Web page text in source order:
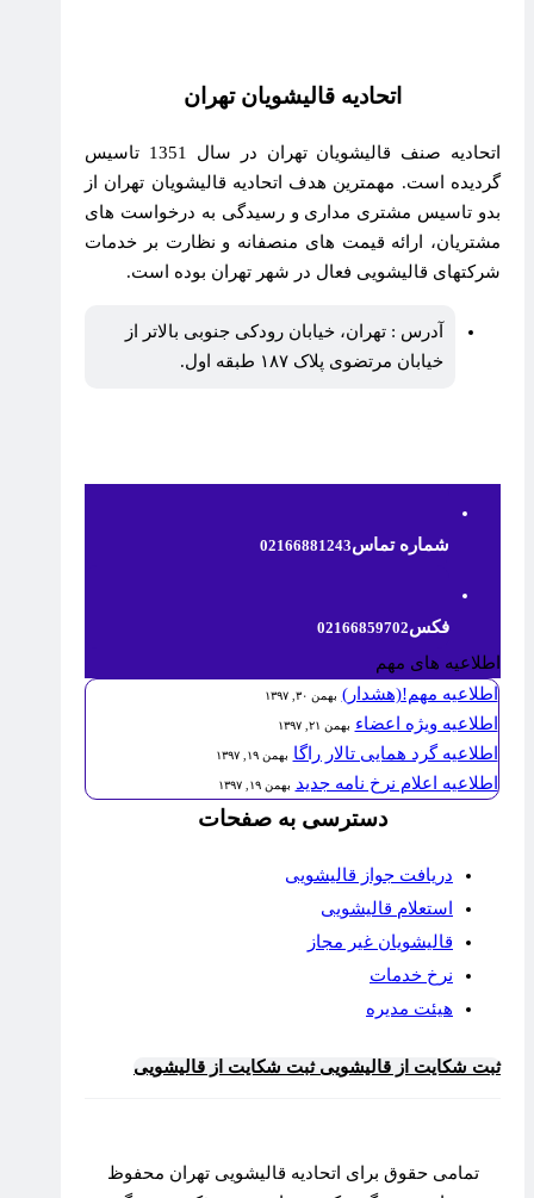
اتحادیه قالیشویان تهران
اتحادیه صنف قالیشویان تهران در سال 1351 تاسیس
گردیده است. مهمترین هدف اتحادیه قالیشویان تهران از
بدو تاسیس مشتری مداری و رسیدگی به درخواست های
مشتریان، ارائه قیمت های منصفانه و نظارت بر خدمات
شرکتهای قالیشویی فعال در شهر تهران بوده است.
آدرس : تهران، خیابان رودکی جنوبی بالاتر از
خیابان مرتضوی پلاک ۱۸۷ طبقه اول.
شماره تماس02166881243
فکس02166859702
اطلاعیه های مهم
اطلاعیه مهم!(هشدار) بهمن ۳۰, ۱۳۹۷
اطلاعیه ویژه اعضاء بهمن ۲۱, ۱۳۹۷
اطلاعیه گرد همایی تالار راگا بهمن ۱۹, ۱۳۹۷
اطلاعیه اعلام نرخ نامه جدید بهمن ۱۹, ۱۳۹۷
دسترسی به صفحات
دریافت جواز قالیشویی
استعلام قالیشویی
قالیشویان غیر مجاز
نرخ خدمات
هیئت مدیره
ثبت شکایت از قالیشوییثبت شکایت از قالیشویی
تمامی حقوق برای اتحادیه قالیشویی تهران محفوظ